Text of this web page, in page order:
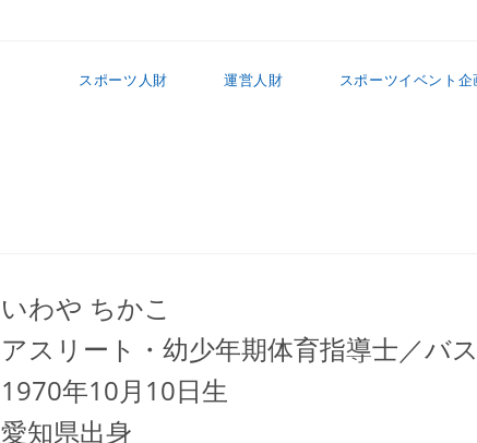
スポーツ人財 運営人財 スポーツイベント企
いわや ちかこ
アスリート・幼少年期体育指導士／バ
1970年10月10日生
愛知県出身